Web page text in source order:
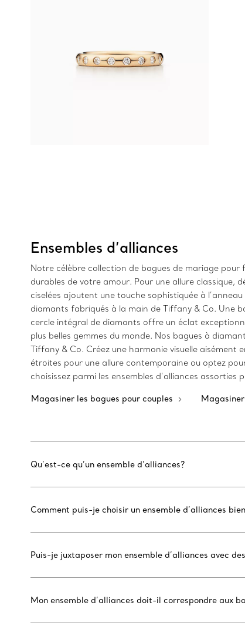
Ensembles d’alliances
Notre célèbre collection de bagues de mariage
durables de votre amour. Pour une allure classique,
ciselées ajoutent une touche sophistiquée à
diamants fabriqués à la main de Tiffany & Co. Une
cercle intégral de diamants offre un éclat
plus belles gemmes du monde. Nos bagues à
Tiffany & Co. Créez une harmonie visuelle aisément
étroites pour une allure contemporaine ou optez
choisissez parmi les ensembles d’alliances
Magasiner les bagues pour couples
Qu’est-ce qu’un ensemble d’alliances?
Comment puis-je choisir un ensemble d’alliances
Puis-je juxtaposer mon ensemble d’alliances avec
Mon ensemble d’alliances doit-il correspondre aux